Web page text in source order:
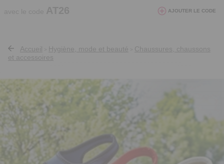
AJOUTER LE CODE
Accueil Hygiène, mode et beauté
Chaussures, chaussons
et accessoires